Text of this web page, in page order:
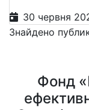
30 червня
Знайдено
Фонд